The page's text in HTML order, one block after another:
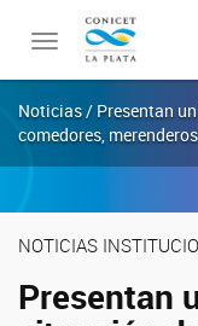
Toggle
navigation
Noticias / Presentan
comedores,
NOTICIAS
Presentan